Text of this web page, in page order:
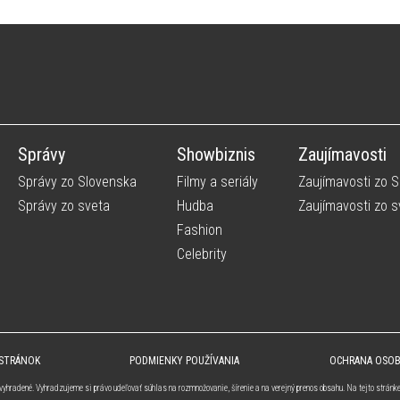
Správy
Správy zo Slovenska
Správy zo sveta
Showbiznis
Filmy a seriály
Hudba
Fashion
Celebrity
Zaujímavosti
Zaujímavosti zo
Zaujímavosti zo
PODMIENKY POUŽÍVANIA OCHRANA
Vyhradzujeme si právo udeľovať súhlas na rozmnožovanie, šírenie a na verejný prenos obsahu. Na tejto